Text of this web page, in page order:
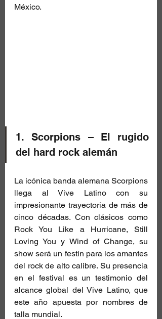
México.
1. Scorpions – El rugido
del hard rock alemán
La icónica banda alemana Scorpions
llega al Vive Latino con su
impresionante trayectoria de más de
cinco décadas. Con clásicos como
Rock You Like a Hurricane, Still
Loving You y Wind of Change, su
show será un festín para los amantes
del rock de alto calibre. Su presencia
en el festival es un testimonio del
alcance global del Vive Latino, que
este año apuesta por nombres de
talla mundial.